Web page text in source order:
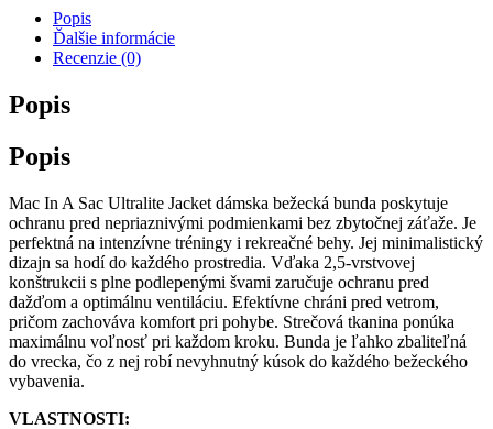
Popis
Ďalšie informácie
Recenzie (0)
Popis
Popis
Mac In A Sac Ultralite Jacket dámska bežecká bunda poskytuje
ochranu pred nepriaznivými podmienkami bez zbytočnej záťaže. Je
perfektná na intenzívne tréningy i rekreačné behy. Jej minimalistický
dizajn sa hodí do každého prostredia. Vďaka 2,5-vrstvovej
konštrukcii s plne podlepenými švami zaručuje ochranu pred
dažďom a optimálnu ventiláciu. Efektívne chráni pred vetrom,
pričom zachováva komfort pri pohybe. Strečová tkanina ponúka
maximálnu voľnosť pri každom kroku. Bunda je ľahko zbaliteľná
do vrecka, čo z nej robí nevyhnutný kúsok do každého bežeckého
vybavenia.
VLASTNOSTI: